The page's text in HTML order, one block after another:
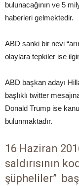
bulunacağının ve 5
haberleri gelmektedir.
ABD sanki bir nevi
olaylara tepkiler ise
ABD başkan adayı
başlıklı twitter
Donald Trump ise
bulunmaktadır.
16 Haziran
saldırısının
şüpheliler”